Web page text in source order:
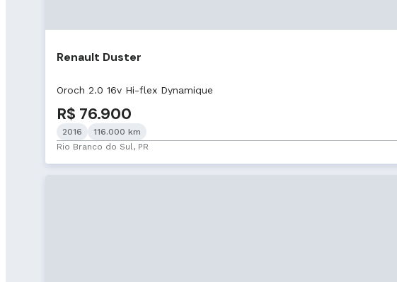
Renault Duster
Oroch 2.0 16v Hi-flex Dynamique
R$ 76.900
2016
116.000 km
Rio Branco do Sul, PR